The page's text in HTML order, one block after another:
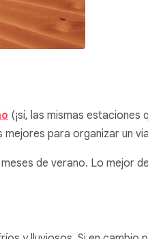
(¡sí, las mismas estaciones
mejores para organizar un
de verano. Lo mejor